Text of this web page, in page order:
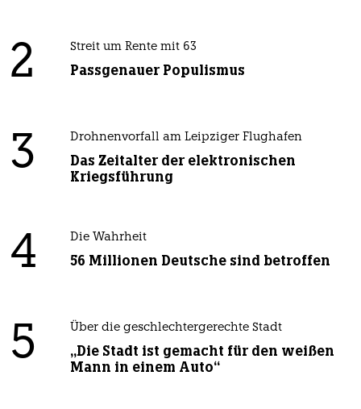
2 Streit um Rente mit 63
Passgenauer Populismus
3 Drohnenvorfall am Leipziger Flughafen
Das Zeitalter der elektronischen
Kriegsführung
4 Die Wahrheit
56 Millionen Deutsche sind betroffen
5 Über die geschlechtergerechte Stadt
„Die Stadt ist gemacht für den weißen
Mann in einem Auto“